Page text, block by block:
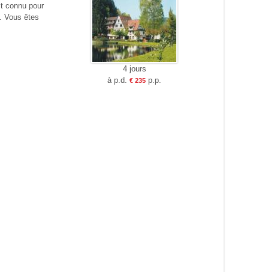
connu pour
Vous êtes
4 jours
à p.d.€ 235 p.p.